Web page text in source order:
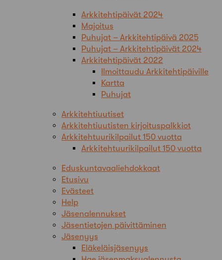
Arkkitehtipäivät 2024
Majoitus
Puhujat – Arkkitehtipäivä 2025
Puhujat – Arkkitehtipäivät 2024
Arkkitehtipäivät 2022
Ilmoittaudu Arkkitehtipäiville
Kartta
Puhujat
Arkkitehtiuutiset
Arkkitehtiuutisten kirjoituspalkkiot
Arkkitehtuurikilpailut 150 vuotta
Arkkitehtuurikilpailut 150 vuotta
Eduskuntavaaliehdokkaat
Etusivu
Evästeet
Help
Jäsenalennukset
Jäsentietojen päivittäminen
Jäsenyys
Eläkeläisjäsenyys